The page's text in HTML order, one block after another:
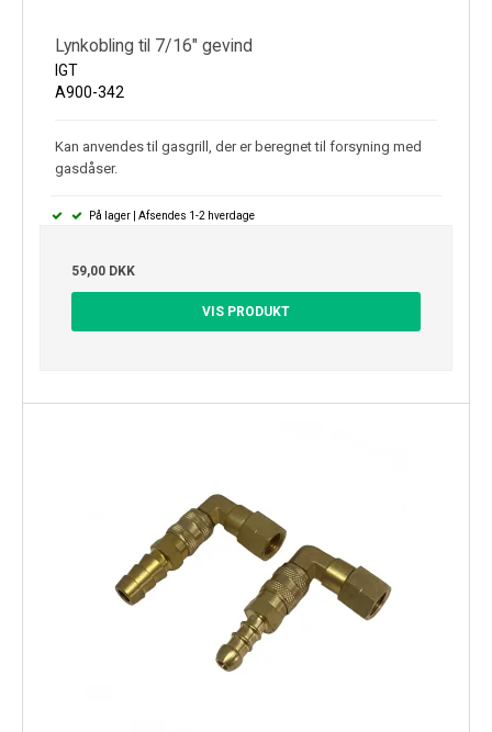
Lynkobling til 7/16" gevind
IGT
A900-342
Kan anvendes til gasgrill, der er beregnet til forsyning med
gasdåser.
På lager | Afsendes 1-2 hverdage
59,00 DKK
VIS PRODUKT